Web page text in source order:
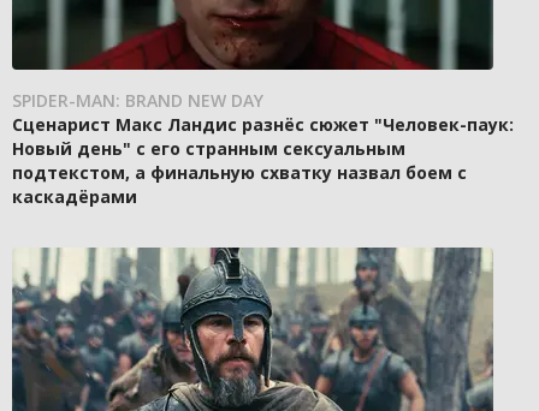
SPIDER-MAN: BRAND NEW DAY
Сценарист Макс Ландис разнёс сюжет "Человек-паук:
Новый день" с его странным сексуальным
подтекстом, а финальную схватку назвал боем с
каскадёрами